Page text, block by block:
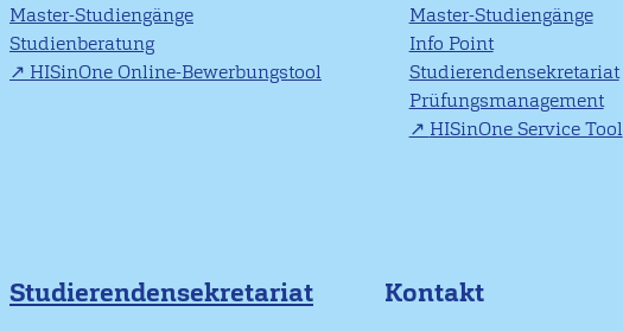
Master-Studiengänge
Studienberatung
HISinOne Online-Bewerbungstool
Master-Studiengänge
Info Point
Studierendensekretariat
Prüfungsmanagement
HISinOne Service Tool
Studierendensekretariat Kontakt